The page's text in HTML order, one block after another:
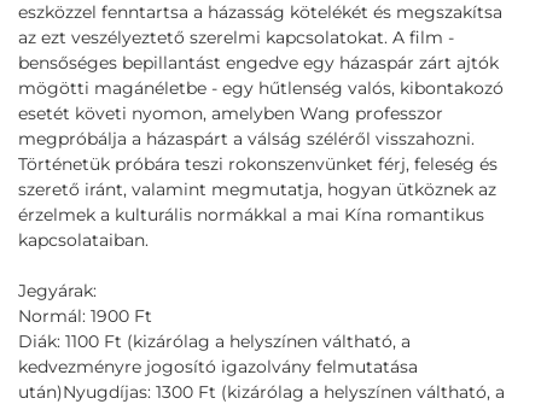
eszközzel fenntartsa a házasság kötelékét és megszakítsa
az ezt veszélyeztető szerelmi kapcsolatokat. A film -
bensőséges bepillantást engedve egy házaspár zárt ajtók
mögötti magánéletbe - egy hűtlenség valós, kibontakozó
esetét követi nyomon, amelyben Wang professzor
megpróbálja a házaspárt a válság széléről visszahozni.
Történetük próbára teszi rokonszenvünket férj, feleség és
szerető iránt, valamint megmutatja, hogyan ütköznek az
érzelmek a kulturális normákkal a mai Kína romantikus
kapcsolataiban.
Jegyárak:
Normál: 1900 Ft
Diák: 1100 Ft (kizárólag a helyszínen váltható, a
kedvezményre jogosító igazolvány felmutatása
után)Nyugdíjas: 1300 Ft (kizárólag a helyszínen váltható, a